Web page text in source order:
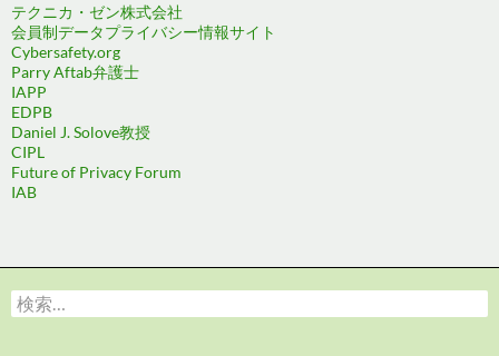
テクニカ・ゼン株式会社
会員制データプライバシー情報サイト
Cybersafety.org
Parry Aftab弁護士
IAPP
EDPB
Daniel J. Solove教授
CIPL
Future of Privacy Forum
IAB
検
索: